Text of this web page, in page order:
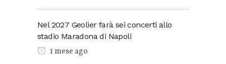
Nel 2027 Geolier farà sei concerti allo
stadio Maradona di Napoli
1 mese ago